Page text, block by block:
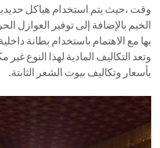
وقت ،حيث يتم استخدام هياكل
الخيم بالإضافة إلى توفير العوازل
بها مع الاهتمام باستخدام بطانة
وتعد التكاليف المادية لهذا النوع غير
بأسعار وتكاليف بيوت الشعر الثابتة.